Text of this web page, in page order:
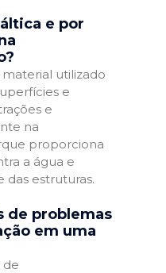
e por
utilizado
e
e
na
proporciona
a água e
das estruturas.
de problemas
em uma
de